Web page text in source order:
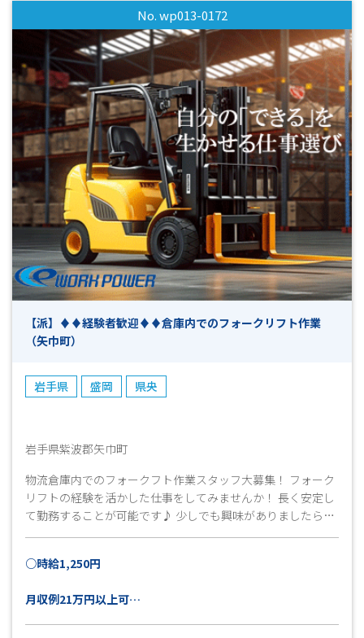
No. wp013-0172
【派】♦♦経験者歓迎♦♦倉庫内でのフォークリフト作業
（矢巾町）
岩手県 盛岡 県央
岩手県紫波郡矢巾町
物流倉庫内でのフォークフト作業スタッフ大募集！ フォーク
リフトの経験を活かした仕事をしてみませんか！ 長く安定し
て勤務することが可能です♪ 少しでも興味がありましたら、
まずはお気軽にお問い合わせください★ﾐ
○時給1,250円
月収例21万円以上可